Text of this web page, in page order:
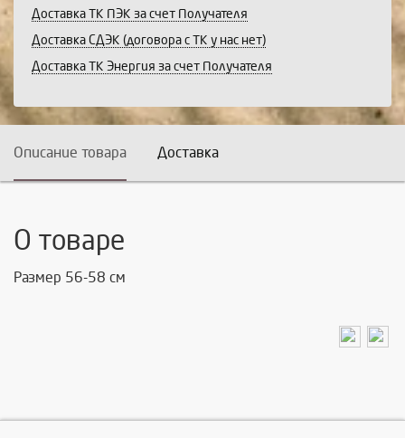
Доставка ТК ПЭК за счет Получателя
Доставка СДЭК (договора с ТК у нас нет)
Доставка ТК Энергия за счет Получателя
Описание товара Доставка
О товаре
Размер 56-58 см